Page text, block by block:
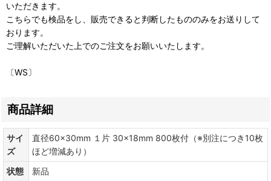
いただきます。
こちらでも検品をし、販売できると判断したもののみをお送りして
おります。
ご理解いただいた上でのご注文をお願いいたします。
〔WS〕
商品詳細
サイ
ズ
直径60×30mm １片 30×18mm 800枚付（※別注につき10枚
ほど増減あり）
状態
新品